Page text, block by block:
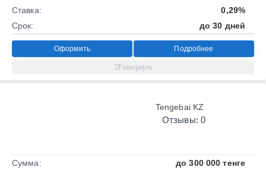
Ставка:
0,29%
Срок:
до 30 дней
Оформить Подробнее
Tengebai KZ
Отзывы: 0
Сумма:
до 300 000 тенге